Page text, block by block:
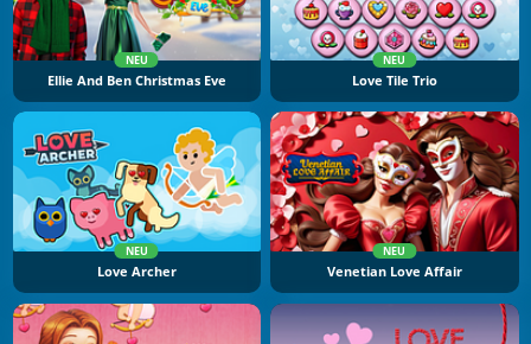
NEU
Ellie And Ben Christmas Eve
NEU
Love Tile Trio
NEU
Love Archer
NEU
Venetian Love Affair